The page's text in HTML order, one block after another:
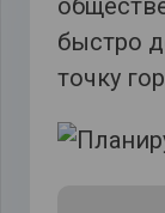
быстро
точку